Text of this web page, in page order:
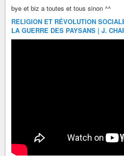
bye et biz a toutes et tous sinon ^^
RELIGION ET RÉVOLUTION
LA GUERRE DES PAYSANS | J.